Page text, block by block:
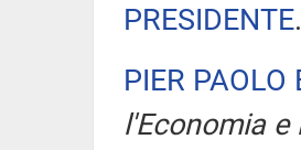
PRESIDENTE
PIER PAOLO
l'Economia e